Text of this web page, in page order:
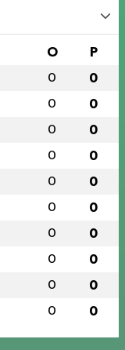
O P
0 0
0 0
0 0
0 0
0 0
0 0
0 0
0 0
0 0
0 0